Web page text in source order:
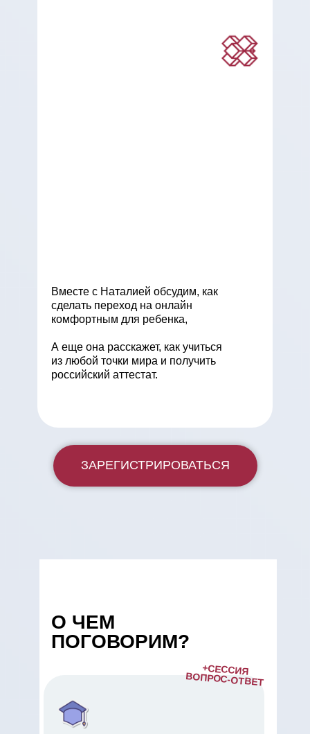
Вместе с Наталией обсудим, как
сделать переход на онлайн
комфортным для ребенка,
А еще она расскажет, как учиться
из любой точки мира и получить
российский аттестат.
ЗАРЕГИСТРИРОВАТЬСЯ
О ЧЕМ
ПОГОВОРИМ?
+СЕССИЯ
ВОПРОС-ОТВЕТ